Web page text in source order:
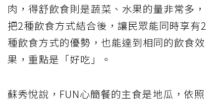
肉，得舒飲食則是蔬菜、水果的量非常多，
把2種飲食方式結合後，讓民眾能同時享有2
種飲食方式的優勢，也能達到相同的飲食效
果，重點是「好吃」。
蘇秀悅說，FUN心簡餐的主食是地瓜，依照